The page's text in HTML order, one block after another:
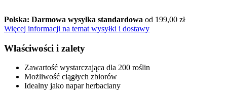
Polska: Darmowa wysyłka standardowa od 199,00 zł
Więcej informacji na temat wysyłki i dostawy
Właściwości i zalety
Zawartość wystarczająca dla 200 roślin
Możliwość ciągłych zbiorów
Idealny jako napar herbaciany